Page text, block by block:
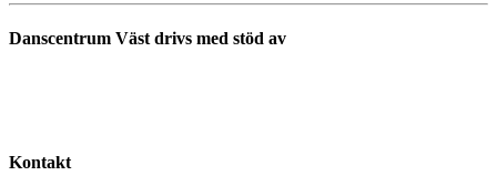
Danscentrum Väst drivs med stöd av
Kontakt